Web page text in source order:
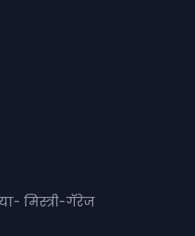
मिस्त्री-गॅरेज